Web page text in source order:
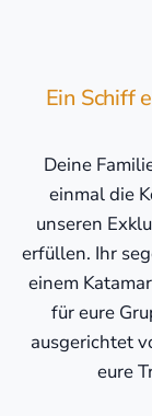
Ein Schiff
Deine
einmal die
unseren
erfüllen. Ihr
einem
für eure
ausgerichtet
eure